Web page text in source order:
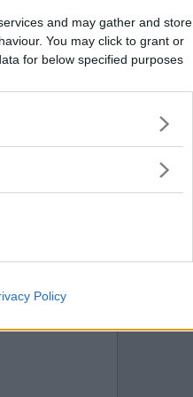
and may gather and store
You may click to grant or
for below specified purposes
Policy
bli